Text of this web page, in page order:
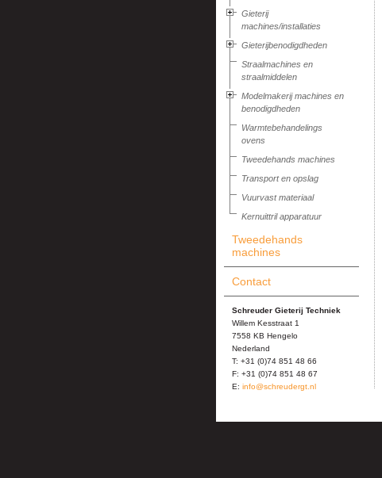
Gieterij
machines/installaties
Gieterijbenodigdheden
Straalmachines en
straalmiddelen
Modelmakerij machines en
benodigdheden
Warmtebehandelings
ovens
Tweedehands machines
Transport en opslag
Vuurvast materiaal
Kernuittril apparatuur
Tweedehands
machines
Contact
Schreuder Gieterij Techniek
Willem Kesstraat 1
7558 KB Hengelo
Nederland
T: +31 (0)74 851 48 66
F: +31 (0)74 851 48 67
E: info@schreudergt.nl